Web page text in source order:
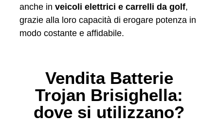
anche in veicoli elettrici e carrelli da golf,
grazie alla loro capacità di erogare potenza in
modo costante e affidabile.
Vendita Batterie
Trojan Brisighella:
dove si utilizzano?